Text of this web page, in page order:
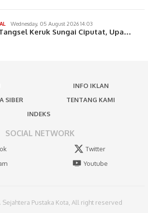
Wednesday, 05 August 2026 14:03
Keruk Sungai Ciputat, Upa…
INFO IKLAN
SIBER
TENTANG KAMI
INDEKS
SOCIAL NETWORK
Twitter
Youtube
Sejahtera Pustaka Kota, All right reserved